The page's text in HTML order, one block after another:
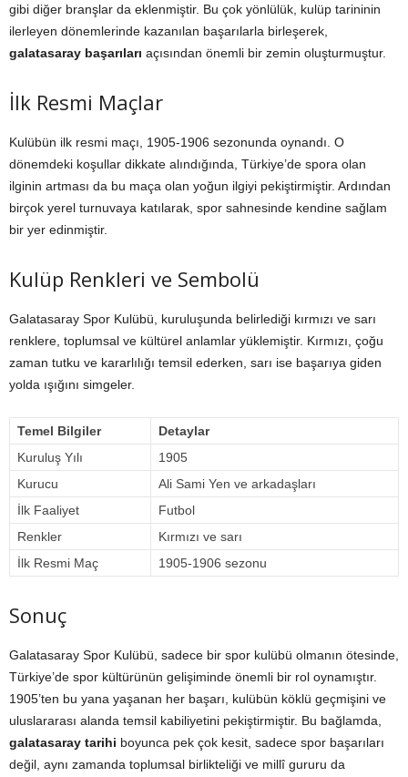
gibi diğer branşlar da eklenmiştir. Bu çok yönlülük, kulüp tarininin
ilerleyen dönemlerinde kazanılan başarılarla birleşerek,
galatasaray başarıları açısından önemli bir zemin oluşturmuştur.
İlk Resmi Maçlar
Kulübün ilk resmi maçı, 1905-1906 sezonunda oynandı. O
dönemdeki koşullar dikkate alındığında, Türkiye’de spora olan
ilginin artması da bu maça olan yoğun ilgiyi pekiştirmiştir. Ardından
birçok yerel turnuvaya katılarak, spor sahnesinde kendine sağlam
bir yer edinmiştir.
Kulüp Renkleri ve Sembolü
Galatasaray Spor Kulübü, kuruluşunda belirlediği kırmızı ve sarı
renklere, toplumsal ve kültürel anlamlar yüklemiştir. Kırmızı, çoğu
zaman tutku ve kararlılığı temsil ederken, sarı ise başarıya giden
yolda ışığını simgeler.
Temel Bilgiler
Detaylar
Kuruluş Yılı
1905
Kurucu
Ali Sami Yen ve arkadaşları
İlk Faaliyet
Futbol
Renkler
Kırmızı ve sarı
İlk Resmi Maç
1905-1906 sezonu
Sonuç
Galatasaray Spor Kulübü, sadece bir spor kulübü olmanın ötesinde,
Türkiye’de spor kültürünün gelişiminde önemli bir rol oynamıştır.
1905’ten bu yana yaşanan her başarı, kulübün köklü geçmişini ve
uluslararası alanda temsil kabiliyetini pekiştirmiştir. Bu bağlamda,
galatasaray tarihi boyunca pek çok kesit, sadece spor başarıları
değil, aynı zamanda toplumsal birlikteliği ve millî gururu da